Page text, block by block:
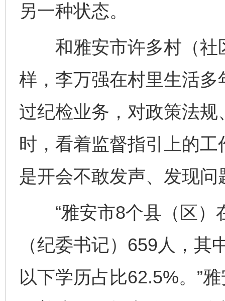
另一种状态。
和雅安市许多村（社
样，李万强在村里生活
过纪检业务，对政策法
时，看着监督指引上的
是开会不敢发声、发现
“雅安市8个县（区）
（纪委书记）659人，
以下学历占比62.5%。”